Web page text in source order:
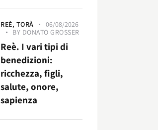
REÈ, TORÀ
06/08/2026
BY DONATO GROSSER
Reè. I vari tipi di
benedizioni:
ricchezza, figli,
salute, onore,
sapienza